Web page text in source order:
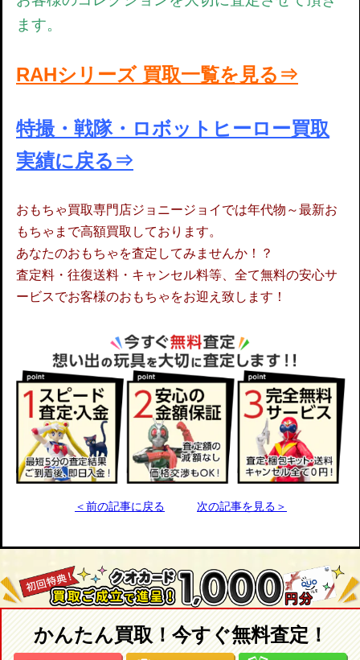
ます。
RAHシリーズ 買取一覧を見る⇒
特撮・戦隊・ロボットヒーロー買取
実績に戻る⇒
おもちゃ買取専門店ジョニージョイでは年代物～最新お
もちゃまで高額買取しております。
あなたのおもちゃを査定してみませんか！？
査定料・往復送料・キャンセル料等、全て無料の安心サ
ービスでお客様のおもちゃをお迎え致します！
＜前の記事に戻る 次の記事を見る＞
かんたん買取！今すぐ無料査定！